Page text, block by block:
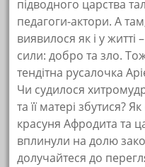
підводного царства
педагоги-актори. А
виявилося як і у житті
сили: добро та зло.
тендітна русалочка
Чи судилося
та її матері збутися?
красуня Афродита та
вплинули на долю
долучайтеся до